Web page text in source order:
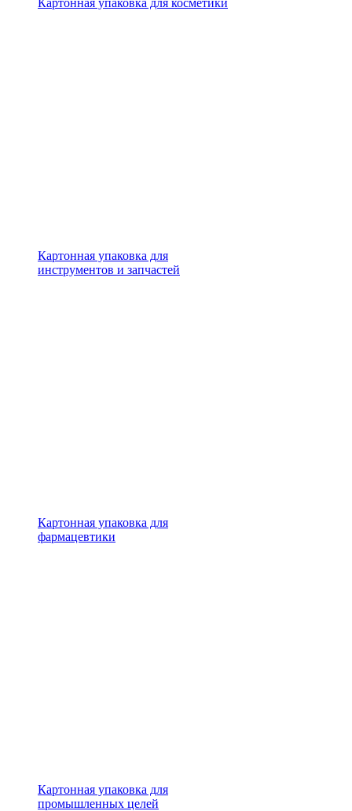
Картонная упаковка для
инструментов и запчастей
Картонная упаковка для
фармацевтики
Картонная упаковка для
промышленных целей